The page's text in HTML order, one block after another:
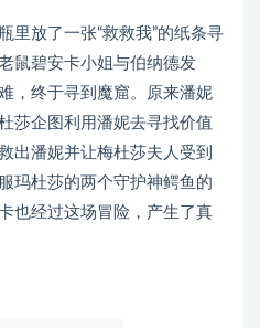
里放了一张“救救我”的纸条寻
鼠碧安卡小姐与伯纳德发
，终于寻到魔窟。原来潘妮
莎企图利用潘妮去寻找价值
出潘妮并让梅杜莎夫人受到
玛杜莎的两个守护神鳄鱼的
也经过这场冒险，产生了真